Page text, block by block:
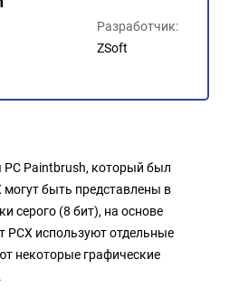
Разработчик:
ZSoft
Paintbrush, который был
могут быть представлены в
серого (8 бит), на основе
PCX используют отдельные
некоторые графические